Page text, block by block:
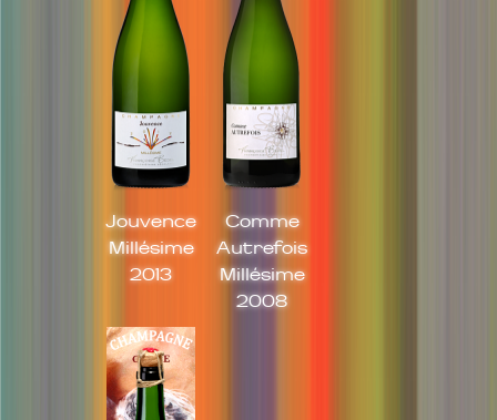
Jouvence
Millésime
2013
Comme
Autrefois
Millésime
2008